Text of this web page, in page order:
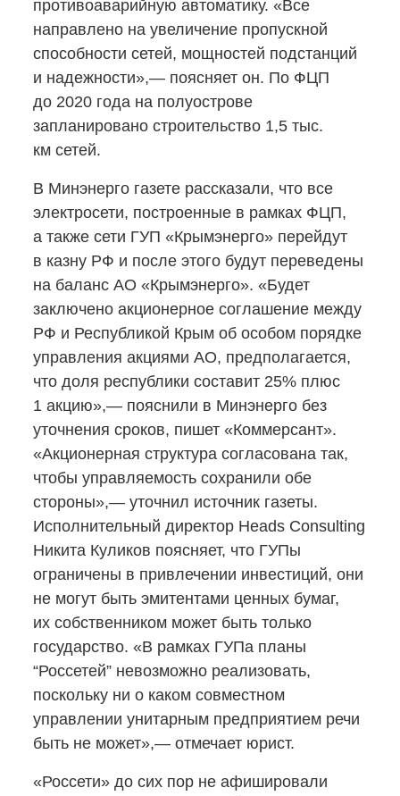
противоаварийную автоматику. «Все
направлено на увеличение пропускной
способности сетей, мощностей подстанций
и надежности»,— поясняет он. По ФЦП
до 2020 года на полуострове
запланировано строительство 1,5 тыс.
км сетей.
В Минэнерго газете рассказали, что все
электросети, построенные в рамках ФЦП,
а также сети ГУП «Крымэнерго» перейдут
в казну РФ и после этого будут переведены
на баланс АО «Крымэнерго». «Будет
заключено акционерное соглашение между
РФ и Республикой Крым об особом порядке
управления акциями АО, предполагается,
что доля республики составит 25% плюс
1 акцию»,— пояснили в Минэнерго без
уточнения сроков, пишет «Коммерсант».
«Акционерная структура согласована так,
чтобы управляемость сохранили обе
стороны»,— уточнил источник газеты.
Исполнительный директор Heads Consulting
Никита Куликов поясняет, что ГУПы
ограничены в привлечении инвестиций, они
не могут быть эмитентами ценных бумаг,
их собственником может быть только
государство. «В рамках ГУПа планы
“Россетей” невозможно реализовать,
поскольку ни о каком совместном
управлении унитарным предприятием речи
быть не может»,— отмечает юрист.
«Россети» до сих пор не афишировали